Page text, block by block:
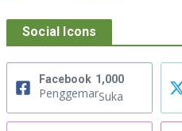
Social Icons
Facebook 1,000
PenggemarSuka